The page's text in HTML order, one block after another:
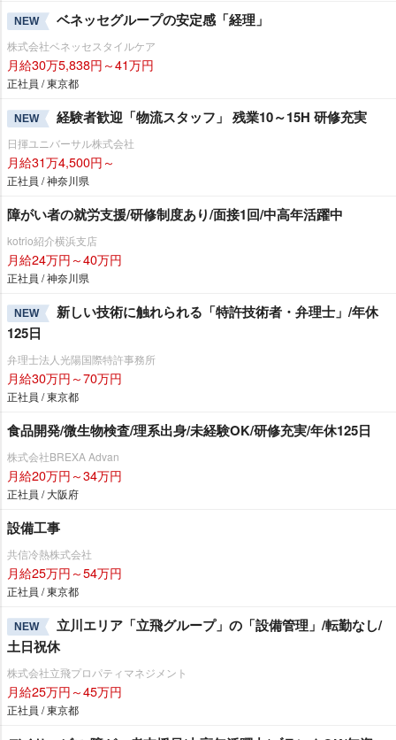
NEW ベネッセグループの安定感「経理」
株式会社ベネッセスタイルケア
月給30万5,838円～41万円
正社員 / 東京都
NEW 経験者歓迎「物流スタッフ」 残業10～15H 研修充実
日揮ユニバーサル株式会社
月給31万4,500円～
正社員 / 神奈川県
障がい者の就労支援/研修制度あり/面接1回/中高年活躍中
kotrio紹介横浜支店
月給24万円～40万円
正社員 / 神奈川県
NEW
新しい技術に触れられる「特許技術者・弁理士」/年休
125日
弁理士法人光陽国際特許事務所
月給30万円～70万円
正社員 / 東京都
食品開発/微生物検査/理系出身/未経験OK/研修充実/年休125日
株式会社BREXA Advan
月給20万円～34万円
正社員 / 大阪府
設備工事
共信冷熱株式会社
月給25万円～54万円
正社員 / 東京都
NEW
立川エリア「立飛グループ」の「設備管理」/転勤なし/
土日祝休
株式会社立飛プロパティマネジメント
月給25万円～45万円
正社員 / 東京都